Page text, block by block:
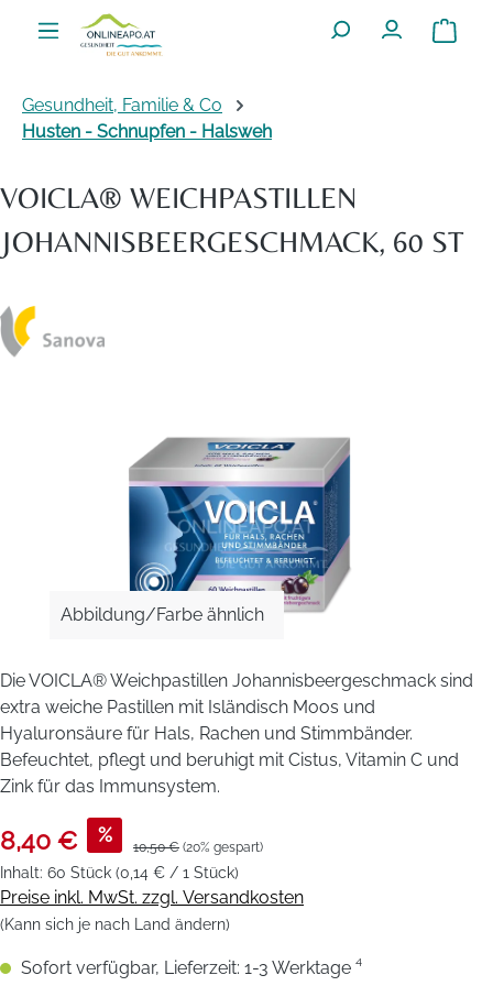
Zum Hauptinhalt springen
Gesundheit, Familie & Co
Husten - Schnupfen - Halsweh
VOICLA® WEICHPASTILLEN
JOHANNISBEERGESCHMACK, 60 ST
Abbildung/Farbe ähnlich
Die VOICLA® Weichpastillen Johannisbeergeschmack sind
extra weiche Pastillen mit Isländisch Moos und
Hyaluronsäure für Hals, Rachen und Stimmbänder.
Befeuchtet, pflegt und beruhigt mit Cistus, Vitamin C und
Zink für das Immunsystem.
8,40 € %
10,50 € (20% gespart)
Inhalt: 60 Stück (0,14 € / 1 Stück)
Preise inkl. MwSt. zzgl. Versandkosten
(Kann sich je nach Land ändern)
Sofort verfügbar, Lieferzeit: 1-3 Werktage ⁴